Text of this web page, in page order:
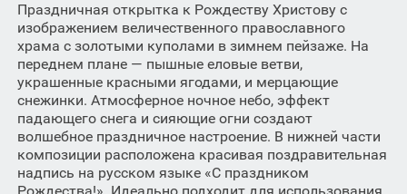
Праздничная открытка к Рождеству Христову с
изображением величественного православного
храма с золотыми куполами в зимнем пейзаже. На
переднем плане — пышные еловые ветви,
украшенные красными ягодами, и мерцающие
снежинки. Атмосферное ночное небо, эффект
падающего снега и сияющие огни создают
волшебное праздничное настроение. В нижней части
композиции расположена красивая поздравительная
надпись на русском языке «С праздником